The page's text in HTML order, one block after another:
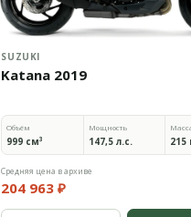
SUZUKI
Katana 2019
Объём
999 см³
Мощность
147,5 л.с. 215
Средняя цена в архиве
204 963 ₽